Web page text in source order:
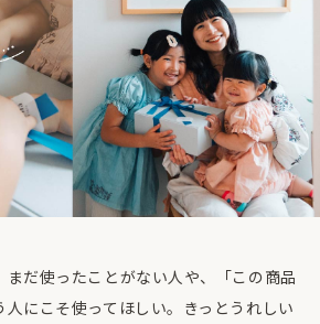
まだ使ったことがない人や、「この商品
にこそ使ってほしい。きっとうれしい